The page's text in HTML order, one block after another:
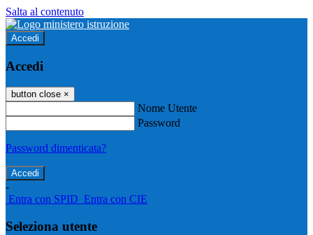
Salta al contenuto
Accedi
Accedi
button close ×
Nome Utente
Password
Password dimenticata?
-
Entra con SPID Entra con CIE
Seleziona utente